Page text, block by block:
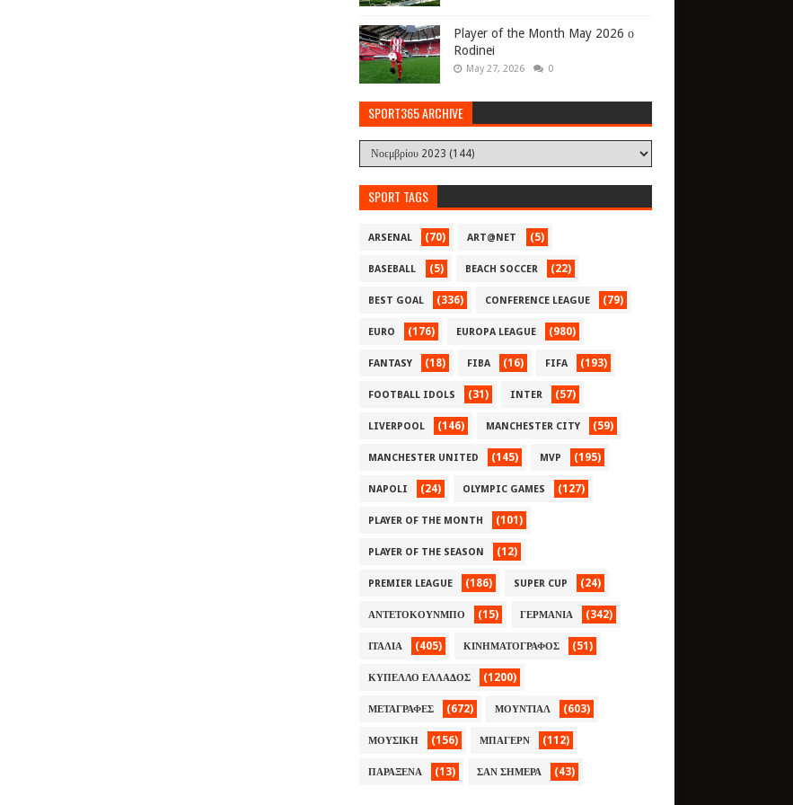
Player of the Month May 2026 ο
Rodinei
May 27, 2026 0
SPORT365 ARCHIVE
SPORT TAGS
ARSENAL (70) ART@NET (5)
BASEBALL (5) BEACH SOCCER (22)
BEST GOAL (336) CONFERENCE LEAGUE (79)
EURO (176) EUROPA LEAGUE (980)
FANTASY (18) FIBA (16) FIFA (193)
FOOTBALL IDOLS (31) INTER (57)
LIVERPOOL (146) MANCHESTER CITY (59)
MANCHESTER UNITED (145) MVP (195)
NAPOLI (24) OLYMPIC GAMES (127)
PLAYER OF THE MONTH (101)
PLAYER OF THE SEASON (12)
PREMIER LEAGUE (186) SUPER CUP (24)
ΑΝΤΕΤΟΚΟΥΝΜΠΟ (15) ΓΕΡΜΑΝΙΑ (342)
ΙΤΑΛΙΑ (405) ΚΙΝΗΜΑΤΟΓΡΑΦΟΣ (51)
ΚΥΠΕΛΛΟ ΕΛΛΑΔΟΣ (1200)
ΜΕΤΑΓΡΑΦΕΣ (672) ΜΟΥΝΤΙΑΛ (603)
ΜΟΥΣΙΚΗ (156) ΜΠΑΓΕΡΝ (112)
ΠΑΡΑΞΕΝΑ (13) ΣΑΝ ΣΗΜΕΡΑ (43)